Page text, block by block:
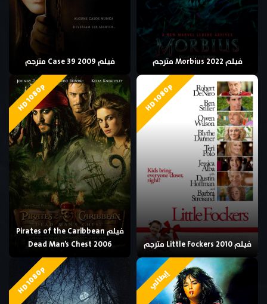
فيلم Morbius 2022 مترجم فيلم Case 39 2009 مترجم
HD 1080p
فيلم Little Fockers 2010 مترجم
HD 1080p
فيلم Pirates of the Caribbean
Dead Man’s Chest 2006
إيطالي HD 1080p